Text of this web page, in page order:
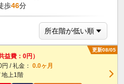
歩46分
更新08/05
益費：0円）
/ 礼金： 0.0ヶ月
地上1階